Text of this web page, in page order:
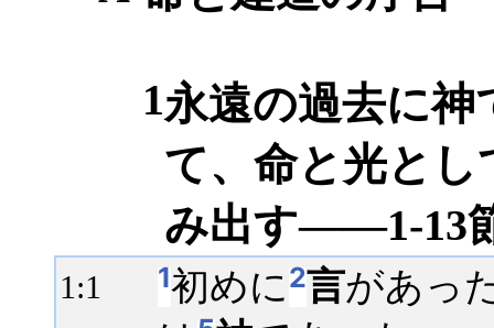
1永遠の過去に神
て、命と光と
み出す――1-13
1:1 1初めに2言があっ